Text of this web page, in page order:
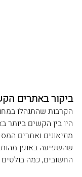
ביקור באתרים
הקרבות שהתנהלו
היו בין הקשים ביותר
מוזיאונים ואתרים
שהשפיעה באופן
החשובים, כמה בולטים